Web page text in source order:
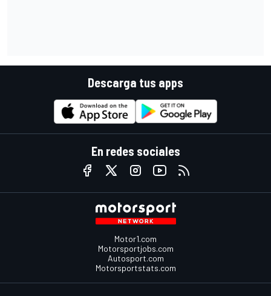
Descarga tus apps
En redes sociales
Motor1.com
Motorsportjobs.com
Autosport.com
Motorsportstats.com